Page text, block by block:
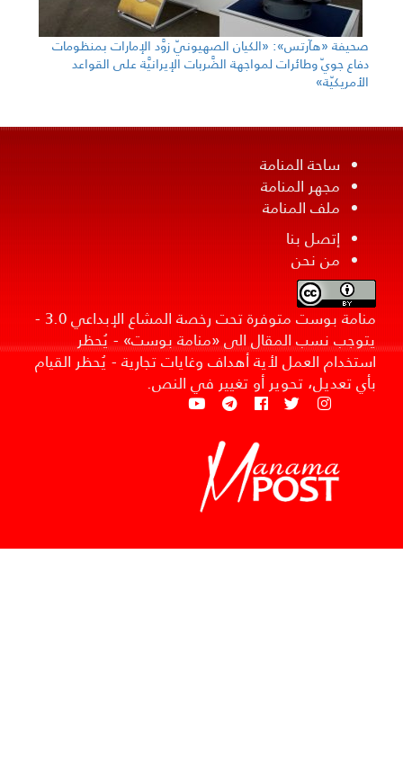
صحيفة «هآرتس»: «الكيان الصهيونيّ زوَّد الإمارات بمنظومات
دفاع جويّ وطائرات لمواجهة الضَّربات الإيرانيَّة على القواعد
الأمريكيّة»
ساحة المنامة
مجهر المنامة
ملف المنامة
إتصل بنا
من نحن
منامة بوست متوفرة تحت رخصة المشاع الإبداعي 3.0 -
يتوجب نسب المقال الى «منامة بوست» - يُحظر
استخدام العمل لأية أهداف وغايات تجارية - يُحظر القيام
بأي تعديل، تحوير أو تغيير في النص.